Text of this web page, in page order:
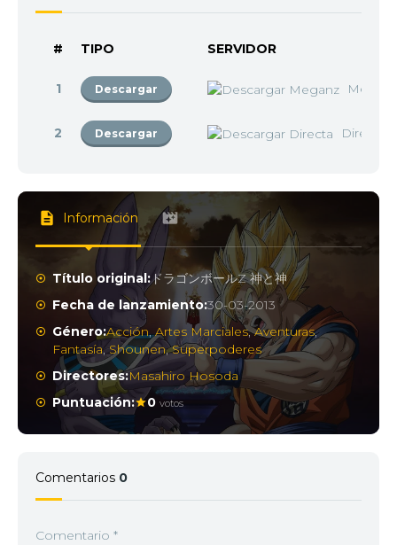
# TIPO SERVIDOR
1 Descargar Meganz
2 Descargar Directa
Información
Título original:ドラゴンボールZ 神と神
Fecha de lanzamiento:30-03-2013
Género:Acción,Artes Marciales,Aventuras,
Fantasía,Shounen,Superpoderes
Directores:Masahiro Hosoda
Puntuación:
0 votos
Comentarios 0
Comentario *